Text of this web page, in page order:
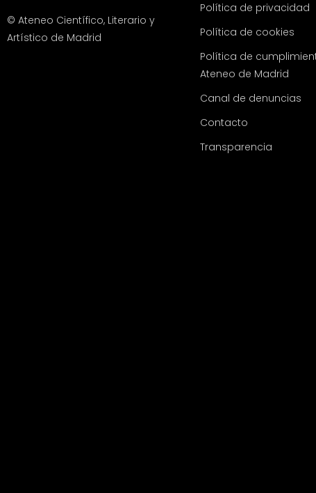
© Ateneo Científico, Literario y
Artístico de Madrid
Política de privacidad
Política de cookies
Política de
Ateneo de Madrid
Canal de denuncias
Contacto
Transparencia